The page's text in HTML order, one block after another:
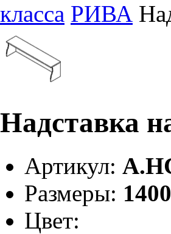
класса РИВА
Надставка
Артикул:
Размеры:
Цвет: